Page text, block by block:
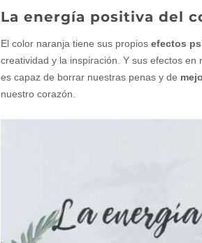
La energía positiva del
El color naranja tiene sus propios efectos
creatividad y la inspiración. Y sus efectos
es capaz de borrar nuestras penas y de
nuestro corazón.